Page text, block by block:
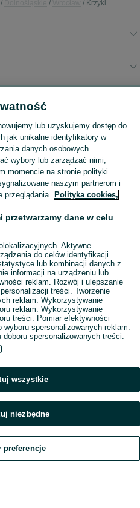
Krzyki
klimatyzacja
Sprzedaż towarów dla relaksu, twórczości i nauki Wrocław ▶️ Nowe i używane instrumenty, książki, filmy i inne ✌ Kupuj i sprzedawaj na OLX.pl!
Dodaj Czat Konto
lub uzyskujemy dostęp do
jak unikalne identyfikatory w
danych osobowych.
wybory lub zarządzać nimi,
momencie na stronie polityki
naszym partnerom i
przeglądania. Polityka cookies,
przetwarzamy dane w celu
Aktywne
do celów identyfikacji.
lub kombinacji danych z
informacji na urządzeniu lub
reklam. Rozwój i ulepszanie
treści. Tworzenie
reklam. Wykorzystywanie
reklam. Wykorzystywanie
treści. Pomiar efektywności
spersonalizowanych reklam.
spersonalizowanych treści.
wszystkie
niezbędne
preferencje